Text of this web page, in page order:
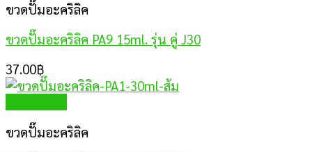
ขวดปั๊มอะคริลิค
ขวดปั๊มอะคริลิค PA9 15ml. รุ่น คู่ J30
37.00฿
ขวดปั๊มอะคริลิค